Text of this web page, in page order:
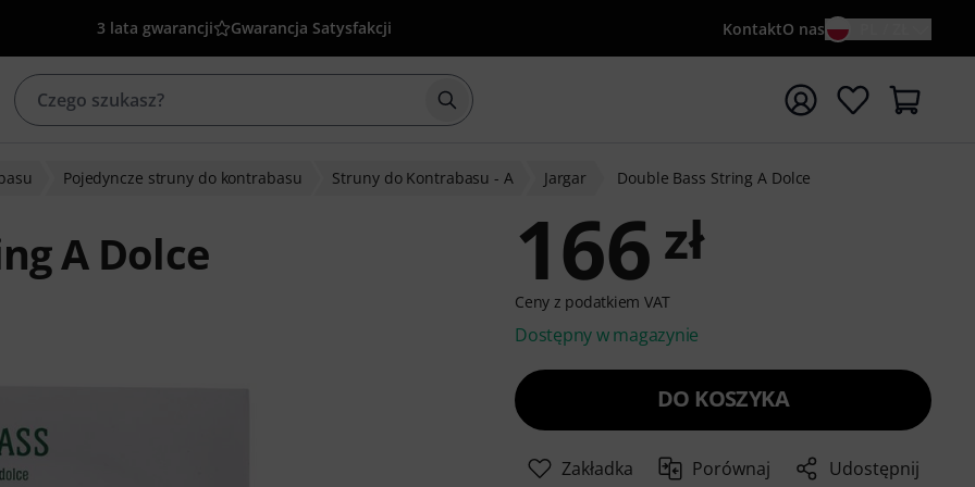
3 lata gwarancji Gwarancja Satysfakcji KontaktO nas
Rozpocznij wyszukiwanie od słowa kluczowego {searchTerm}
Pojedyncze struny do kontrabasu Struny do Kontrabasu - A Jargar Double Bass String A Dolce
A Dolce 166 zł
Ceny z podatkiem VAT
Dostępny w magazynie
DO KOSZYKA
Zakładka Porównaj Udostępnij